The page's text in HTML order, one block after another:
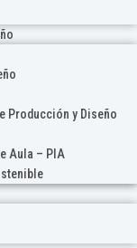
Producción y Diseño
Aula – PIA